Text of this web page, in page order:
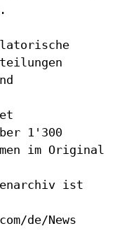
1'300
im Original
ist
de/News